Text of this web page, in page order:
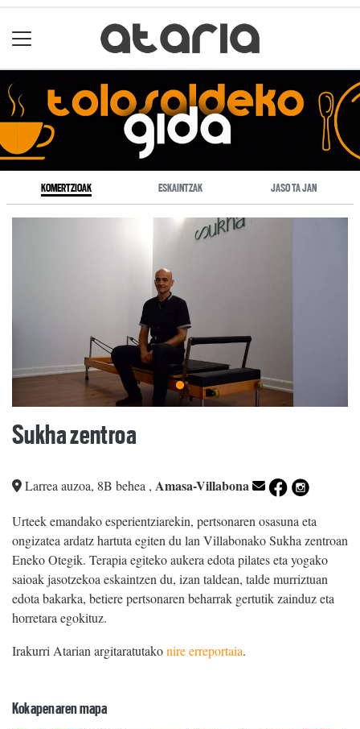
KOMERTZIOAK ESKAINTZAK JASO TA JAN
Sukha zentroa
Larrea auzoa, 8B behea , Amasa-Villabona
Urteek emandako esperientziarekin, pertsonaren osasuna eta
ongizatea ardatz hartuta egiten du lan Villabonako Sukha zentroan
Eneko Otegik. Terapia egiteko aukera edota pilates eta yogako
saioak jasotzekoa eskaintzen du, izan taldean, talde murriztuan
edota bakarka, betiere pertsonaren beharrak gertutik zainduz eta
horretara egokituz.
Irakurri Atarian argitaratutakonire erreportaia.
Kokapenaren mapa